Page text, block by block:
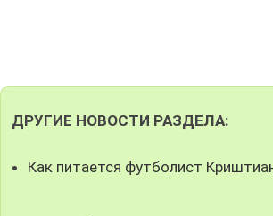
ДРУГИЕ НОВОСТИ РАЗДЕЛА:
Как питается футболист